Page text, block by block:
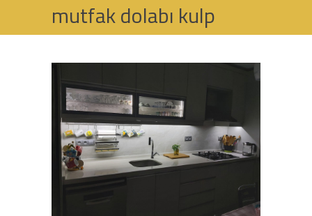
mutfak dolabı kulp
POSTS TAGGED "MUTFAK DOLABI KULP
MODELLERI"